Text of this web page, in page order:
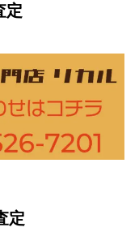
定
定